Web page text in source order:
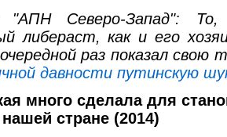
"АПН Северо-Запад":
либераст, как и его
раз показал свою
давности путинскую
много сделала для
стране (2014)